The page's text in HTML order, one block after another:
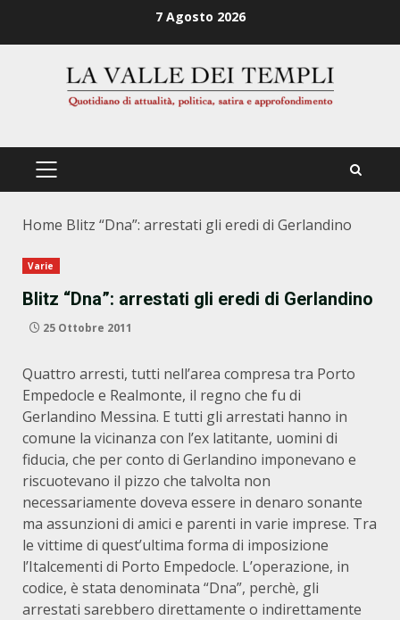
7 Agosto 2026
PRIMÄRES
Home Blitz “Dna”: arrestati gli eredi di Gerlandino
Varie
Blitz “Dna”: arrestati gli eredi di Gerlandino
25 Ottobre 2011
Quattro arresti, tutti nell’area compresa tra Porto
Empedocle e Realmonte, il regno che fu di
Gerlandino Messina. E tutti gli arrestati hanno in
comune la vicinanza con l’ex latitante, uomini di
fiducia, che per conto di Gerlandino imponevano e
riscuotevano il pizzo che talvolta non
necessariamente doveva essere in denaro sonante
ma assunzioni di amici e parenti in varie imprese. Tra
le vittime di quest’ultima forma di imposizione
l’Italcementi di Porto Empedocle. L’operazione, in
codice, è stata denominata “Dna”, perchè‚ gli
arrestati sarebbero direttamente o indirettamente